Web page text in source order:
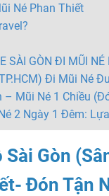
Né Phan Thiết
SÀI GÒN ĐI MŨI NÉ
Đi Mũi Né
– Mũi Né 1 Chiều
2 Ngày 1 Đêm:
Gòn
Đón Tận